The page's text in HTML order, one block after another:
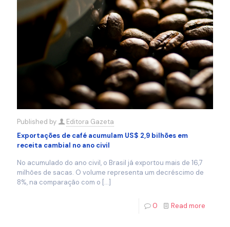
Published by
Editora Gazeta
Exportações de café acumulam US$ 2,9 bilhões em
receita cambial no ano civil
No acumulado do ano civil, o Brasil já exportou mais de 16,7
milhões de sacas. O volume representa um decréscimo de
8%, na comparação com o […]
0 Read more